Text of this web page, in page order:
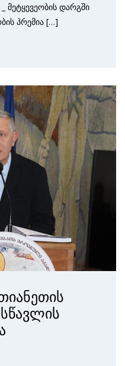
მეტყევეობის დარგში
პრემია […]